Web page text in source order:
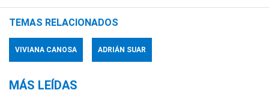
TEMAS RELACIONADOS
VIVIANA CANOSA ADRIÁN SUAR
MÁS LEÍDAS